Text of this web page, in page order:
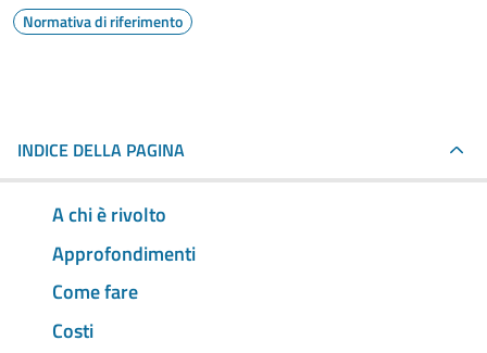
Normativa di riferimento
INDICE DELLA PAGINA
A chi è rivolto
Approfondimenti
Come fare
Costi